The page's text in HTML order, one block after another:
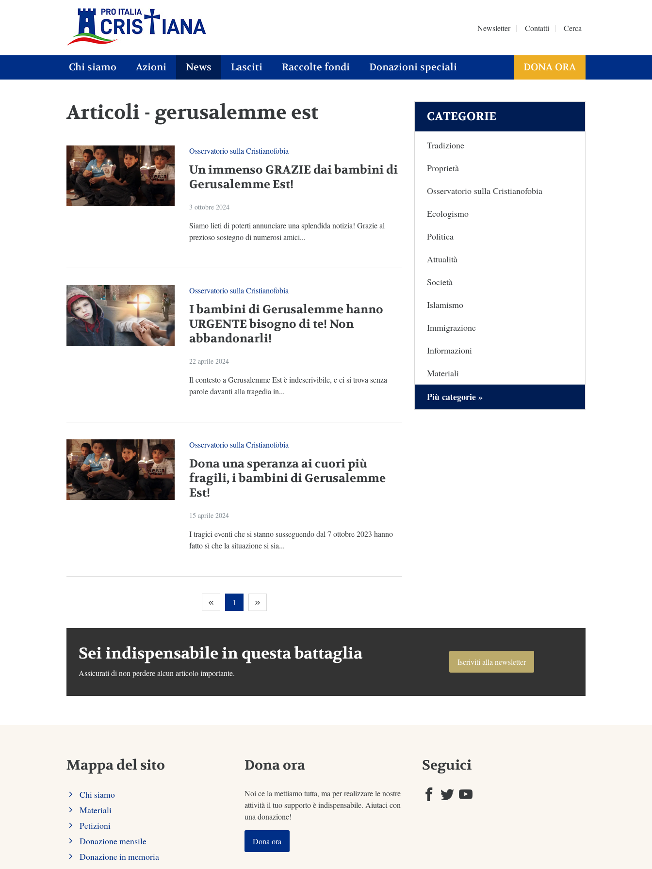
Newsletter Contatti Cerca
Chi siamo Azioni News Lasciti Raccolte fondi Donazioni speciali DONA ORA
Articoli - gerusalemme est
Osservatorio sulla Cristianofobia
Un immenso GRAZIE dai bambini di
Gerusalemme Est!
3 ottobre 2024
Siamo lieti di poterti annunciare una splendida notizia! Grazie al
prezioso sostegno di numerosi amici...
Osservatorio sulla Cristianofobia
I bambini di Gerusalemme hanno
URGENTE bisogno di te! Non
abbandonarli!
22 aprile 2024
Il contesto a Gerusalemme Est è indescrivibile, e ci si trova senza
parole davanti alla tragedia in...
Osservatorio sulla Cristianofobia
Dona una speranza ai cuori più
fragili, i bambini di Gerusalemme
Est!
15 aprile 2024
I tragici eventi che si stanno susseguendo dal 7 ottobre 2023 hanno
fatto sì che la situazione si sia...
1
CATEGORIE
Tradizione
Proprietà
Osservatorio sulla Cristianofobia
Ecologismo
Politica
Attualità
Società
Islamismo
Immigrazione
Informazioni
Materiali
Più categorie »
Sei indispensabile in questa battaglia
Assicurati di non perdere alcun articolo importante.
Iscriviti alla newsletter
Mappa del sito
Chi siamo
Materiali
Petizioni
Donazione mensile
Donazione in memoria
Dona ora
Noi ce la mettiamo tutta, ma per realizzare le nostre
attività il tuo supporto è indispensabile. Aiutaci con
una donazione!
Dona ora
Seguici